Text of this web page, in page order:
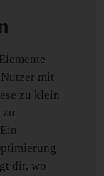
mit
zu klein
dir, wo